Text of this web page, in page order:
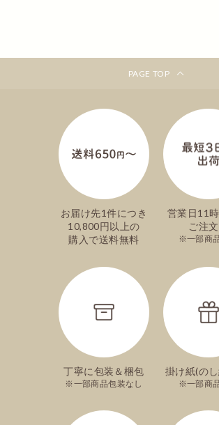
PAGE TOP
お届け先1件につき
10,800円以上の
購入で送料無料
営業日11
ご注
一部商
丁寧に包装＆梱包
一部商品包装なし
掛け紙(の
一部商